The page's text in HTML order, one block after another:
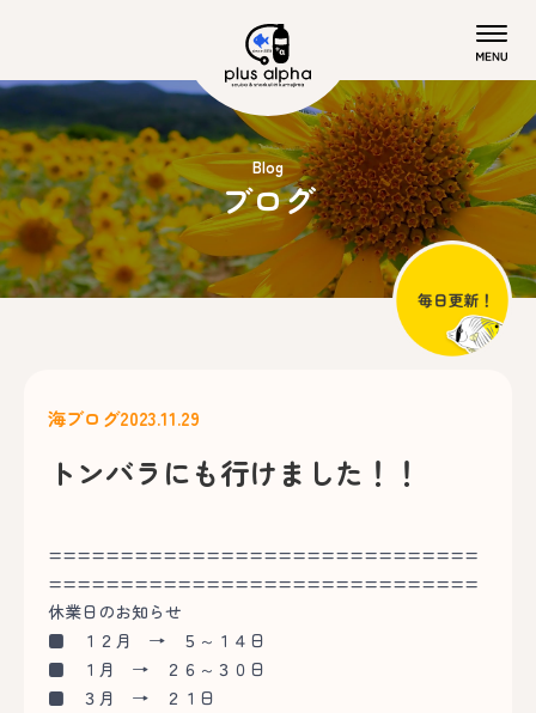
Blog
ブログ
海ブログ2023.11.29
トンバラにも行けました！！
==============================
==============================
休業日のお知らせ
■ １２月 → ５～１４日
■ １月 → ２６～３０日
■ ３月 → ２１日